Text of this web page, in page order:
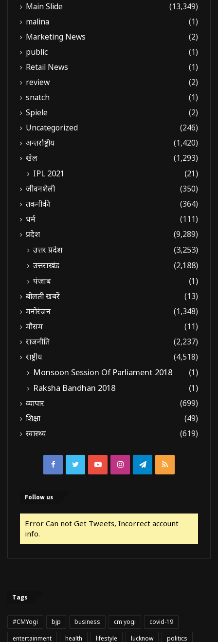
Main Slide
(13,349)
malina
(1)
Marketing News
(2)
public
(1)
Retail News
(1)
review
(2)
snatch
(1)
Spiele
(2)
Uncategorized
(246)
अन्तर्राष्ट्रीय
(1,420)
खेल
(1,293)
IPL 2021 (21)
जीवनशैली
(350)
तकनीकी
(364)
धर्म
(111)
प्रदेश
(9,289)
उत्तर प्रदेश
(3,253)
उत्तराखंड
(2,188)
पंजाब
(1)
बोलती खबरें
(13)
मनोरंजन
(1,348)
मौसम
(11)
राजनीति
(2,237)
राष्ट्रीय
(4,518)
Monsoon Session Of Parliament 2018
(1)
Raksha Bandhan 2018
(1)
व्यापार
(699)
शिक्षा
(49)
स्वास्थ्य
(619)
FacebookTwitterYouTubeInstagramTelegram
RSS
Follow us
Error Can not Get Tweets, Incorrect account
info.
Tags
#CMYogi bjp business cm yogi
covid-19
entertainment
health lifestyle lucknow politics